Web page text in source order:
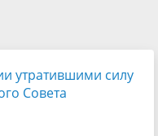
утратившими силу
Совета